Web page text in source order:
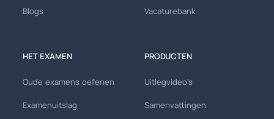
Blogs Vacaturebank
HET EXAMEN
Oude examens oefenen
Examenuitslag
PRODUCTEN
Uitlegvideo's
Samenvattingen